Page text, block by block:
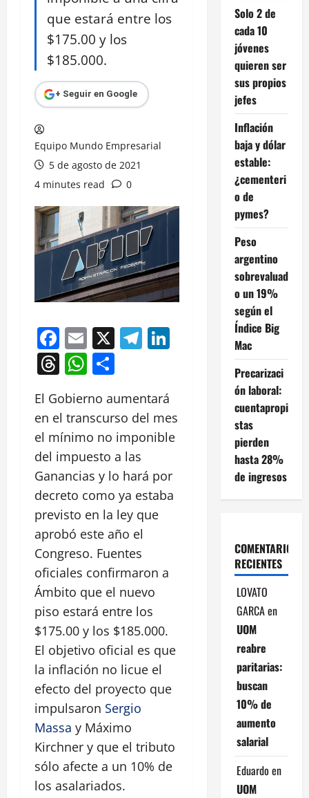
que estará entre los
$175.00 y los
$185.000.
+ Seguir en Google
Equipo Mundo Empresarial
5 de agosto de 2021
4 minutes read
0
Facebook
Email
X Telegram
LinkedIn
Threads
WhatsApp
El Gobierno aumentará
en el transcurso del mes
el mínimo no imponible
del impuesto a las
Ganancias y lo hará por
decreto como ya estaba
previsto en la ley que
aprobó este año el
Congreso. Fuentes
oficiales confirmaron a
Ámbito que el nuevo
piso estará entre los
$175.00 y los $185.000.
El objetivo oficial es que
la inflación no licue el
efecto del proyecto que
impulsaron Sergio
Massa y Máximo
Kirchner y que el tributo
sólo afecte a un 10% de
los asalariados.
Solo 2 de
cada 10
jóvenes
quieren ser
sus propios
jefes
Inflación
baja y dólar
estable:
¿cementeri
o de
pymes?
Peso
argentino
sobrevaluad
o un 19%
según el
Índice Big
Mac
Precarizaci
ón laboral:
cuentapropi
stas
pierden
hasta 28%
de ingresos
COMENTARIOS
RECIENTES
LOVATO
GARCAen
UOM
reabre
paritarias:
buscan
10% de
aumento
salarial
Eduardo en
UOM